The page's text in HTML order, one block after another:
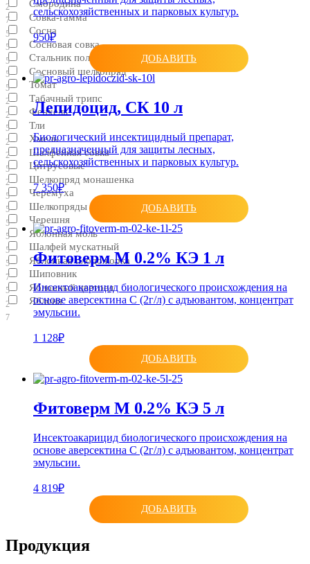
Смородина
7
Сосна
5
Стальник полевой
5
Томат
2
Фенхель
5
Хмель
2
Цитрусовые
2
Черемуха
5
Черешня
5
Шалфей мускатный
5
Шиповник
5
Яблоня
7
2
Совка-гамма
5
Сосновая совка
5
Сосновый шелкопряд
5
Табачный трипс
2
Тли
2
Шалфейная совка
5
Шелкопряд монашенка
5
Шелкопряды
5
Яблонная моль
5
Яблонная плодожорка
7
Яблонный цветоед
2
сельскохозяйственных и парковых культур.
950₽
ДОБАВИТЬ
Лепидоцид, СК 10 л
Биологический инсектицидный препарат,
предназначенный для защиты лесных,
сельскохозяйственных и парковых культур.
7 350₽
ДОБАВИТЬ
Фитоверм М 0.2% КЭ 1 л
Инсектоакарицид биологического происхождения на
основе аверсектина С (2г/л) с адъювантом, концентрат
эмульсии.
1 128₽
ДОБАВИТЬ
Фитоверм М 0.2% КЭ 5 л
Инсектоакарицид биологического происхождения на
основе аверсектина С (2г/л) с адъювантом, концентрат
эмульсии.
4 819₽
ДОБАВИТЬ
Продукция